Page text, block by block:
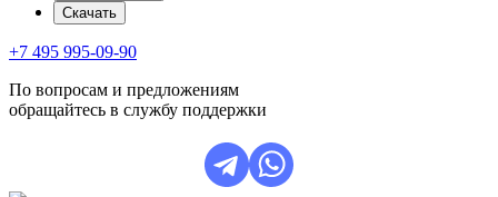
Cкачать
+7 495 995-09-90
По вопросам и предложениям
обращайтесь в службу поддержки